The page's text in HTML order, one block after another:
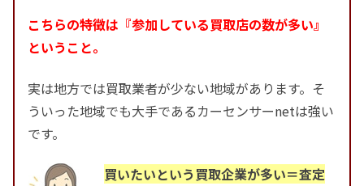
こちらの特徴は『参加している買取店の数が多い』
ということ。
実は地方では買取業者が少ない地域があります。そ
ういった地域でも大手であるカーセンサーnetは強い
です。
買いたいという買取企業が多い＝査定